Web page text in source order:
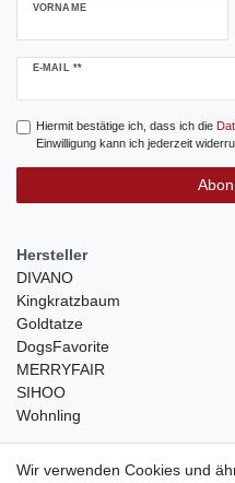
VORNAME
E-MAIL **
Newsletter
Hiermit bestätige ich, dass ich die
Einwilligung kann ich jederzeit
Hersteller
DIVANO
Kingkratzbaum
Goldtatze
DogsFavorite
MERRYFAIR
SIHOO
Wohnling
weitere Shops
Wir verwenden Cookies und